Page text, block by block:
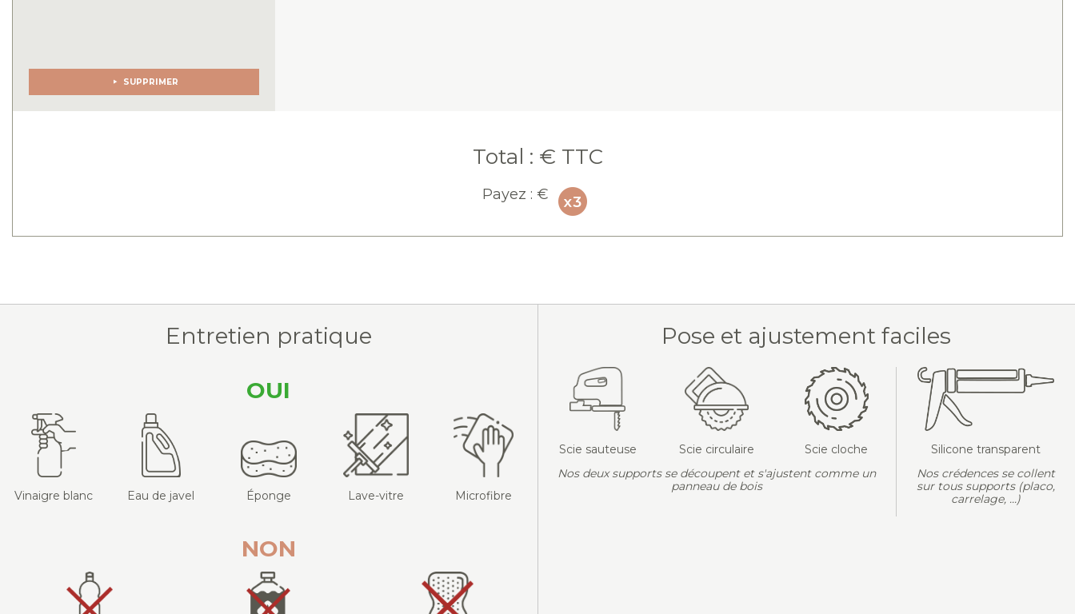
SUPPRIMER
Total : € TTC
Payez : €
Entretien pratique
OUI
Vinaigre blanc Eau de javel Éponge Lave-vitre Microfibre
NON
Pose et ajustement faciles
Scie sauteuse Scie circulaire
Scie cloche
Nos deux supports se découpent et s'ajustent comme un
panneau de bois
Silicone transparent
Nos crédences se collent
sur tous supports (placo,
carrelage, ...)